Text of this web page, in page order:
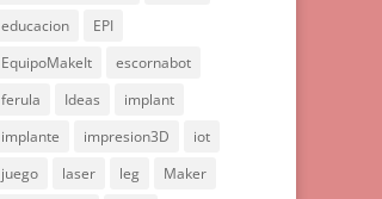
educacion
EPI
EquipoMakeIt
escornabot
ferula
Ideas
implant
implante
impresion3D
iot
juego
laser leg
Maker